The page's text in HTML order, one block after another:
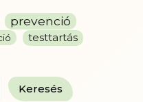
prevenció
testtartás
Keresés